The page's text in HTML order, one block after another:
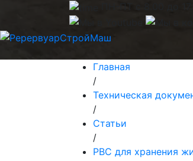
ПН-ПТ с 8.00 до
Главная
/
Техническая
/
Статьи
/
РВС для хранения